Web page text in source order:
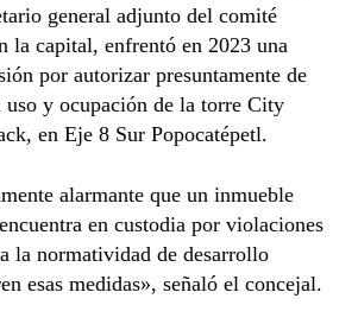
general adjunto del comité
la capital, enfrentó en 2023 una
por autorizar presuntamente de
y ocupación de la torre City
en Eje 8 Sur Popocatépetl.
alarmante que un inmueble
en custodia por violaciones
la normatividad de desarrollo
esas medidas», señaló el concejal.